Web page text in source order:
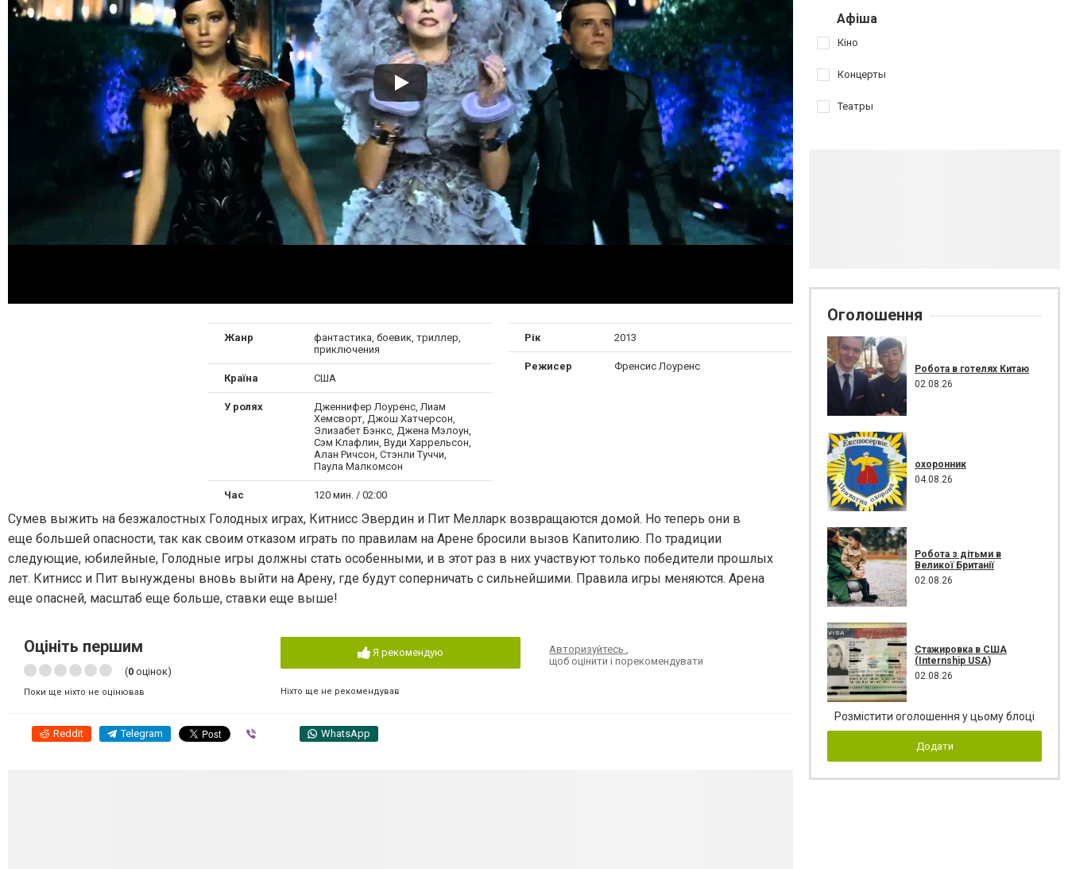
Жанр
фантастика, боевик, триллер,
приключения
Країна США
У ролях
Дженнифер Лоуренс, Лиам
Хемсворт, Джош Хатчерсон,
Элизабет Бэнкс, Джена Мэлоун,
Сэм Клафлин, Вуди Харрельсон,
Алан Ричсон, Стэнли Туччи,
Паула Малкомсон
Рік 2013
Режисер Френсис Лоуренс
Час 120 мин. / 02:00
Сумев выжить на безжалостных Голодных играх, Китнисс Эвердин и Пит Мелларк возвращаются домой. Но теперь они в
еще большей опасности, так как своим отказом играть по правилам на Арене бросили вызов Капитолию. По традиции
следующие, юбилейные, Голодные игры должны стать особенными, и в этот раз в них участвуют только победители прошлых
лет. Китнисс и Пит вынуждены вновь выйти на Арену, где будут соперничать с сильнейшими. Правила игры меняются. Арена
еще опасней, масштаб еще больше, ставки еще выше!
Оцініть першим
(0 оцінок)
Поки ще ніхто не оцінював
Я рекомендую
Ніхто ще не рекомендував
Авторизуйтесь
щоб оцінити і порекомендувати
Reddit Telegram WhatsApp
Афіша
Кіно
Концерты
Театры
Оголошення
Робота в готелях Китаю
02.08.26
охоронник
04.08.26
Робота з дітьми в
Великої Британії
02.08.26
Стажировка в США
(Internship USA)
02.08.26
Розмістити оголошення у цьому блоці
Додати